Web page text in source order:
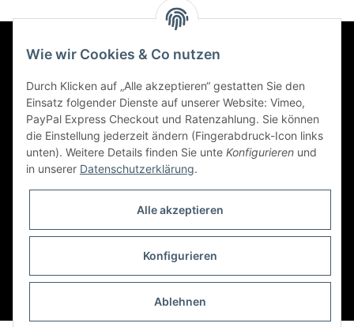
Gesetzliche Informationen
Social Engagement
* Alle Preise inkl. gesetzlicher USt., zzgl.Versand
Wie wir Cookies & Co nutzen
Durch Klicken auf „Alle akzeptieren“ gestatten Sie den
Einsatz folgender Dienste auf unserer Website: Vimeo,
PayPal Express Checkout und Ratenzahlung. Sie können
die Einstellung jederzeit ändern (Fingerabdruck-Icon links
unten). Weitere Details finden Sie unte Konfigurieren und
in unserer Datenschutzerklärung.
Alle akzeptieren
Konfigurieren
Ablehnen